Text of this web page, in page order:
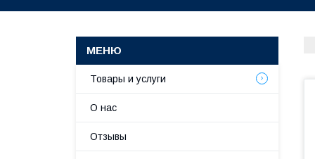
Товары и услуги
О нас
Отзывы